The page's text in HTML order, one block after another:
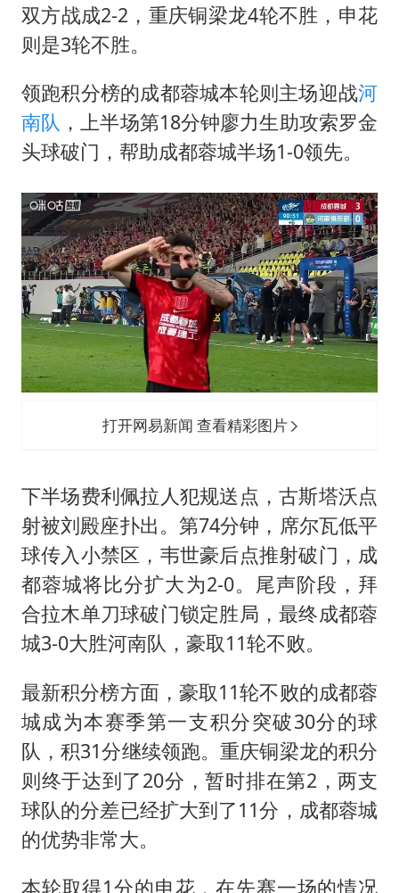
双方战成2-2，重庆铜梁龙4轮不胜，申花
则是3轮不胜。
领跑积分榜的成都蓉城本轮则主场迎战河
南队 ，上半场第18分钟廖力生助攻索罗金
头球破门，帮助成都蓉城半场1-0领先。
打开网易新闻 查看精彩图片
下半场费利佩拉人犯规送点，古斯塔沃点
射被刘殿座扑出。第74分钟，席尔瓦低平
球传入小禁区，韦世豪后点推射破门，成
都蓉城将比分扩大为2-0。尾声阶段，拜
合拉木单刀球破门锁定胜局，最终成都蓉
城3-0大胜河南队，豪取11轮不败。
最新积分榜方面，豪取11轮不败的成都蓉
城成为本赛季第一支积分突破30分的球
队，积31分继续领跑。重庆铜梁龙的积分
则终于达到了20分，暂时排在第2，两支
球队的分差已经扩大到了11分，成都蓉城
的优势非常大。
本轮取得1分的申花，在先赛一场的情况